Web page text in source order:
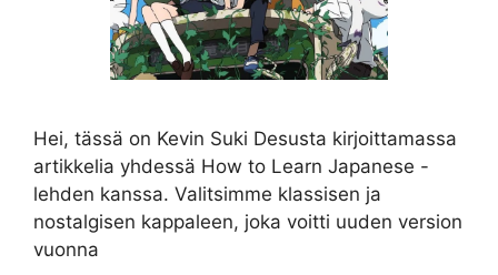
Hei, tässä on Kevin Suki Desusta kirjoittamassa
artikkelia yhdessä How to Learn Japanese -
lehden kanssa. Valitsimme klassisen ja
nostalgisen kappaleen, joka voitti uuden version
vuonna